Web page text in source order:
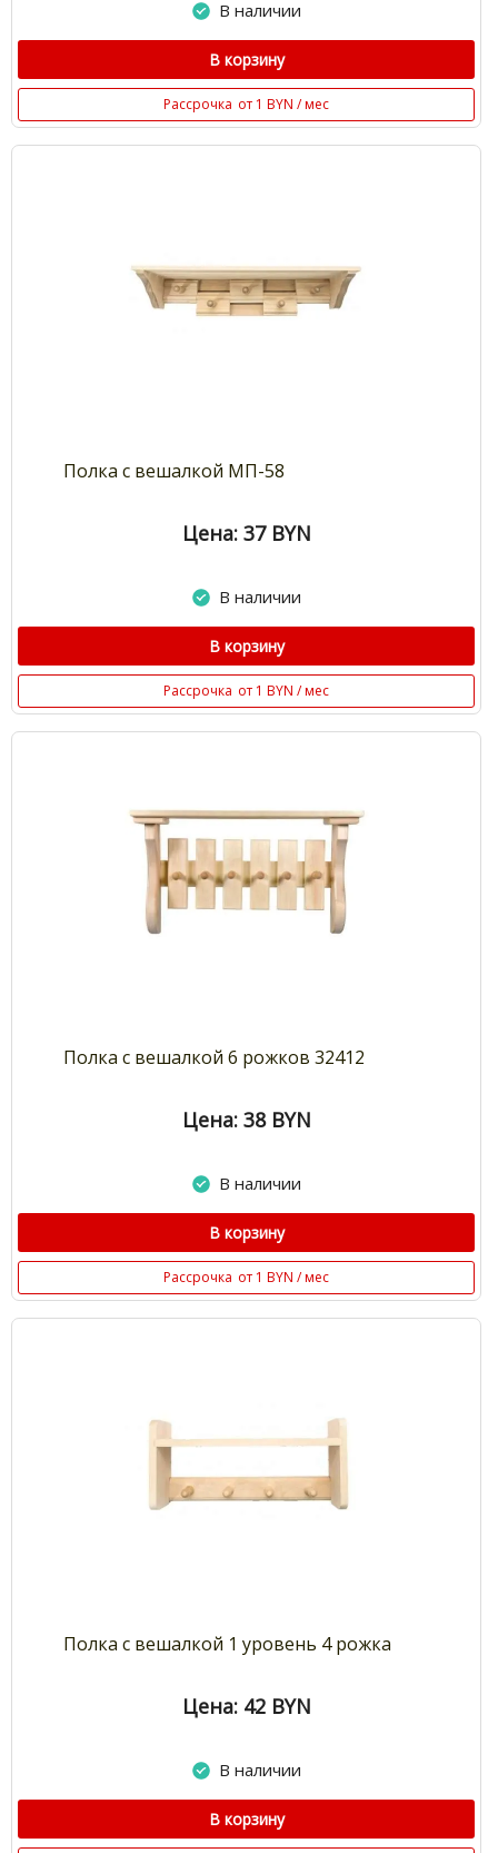
В наличии
В корзину
Рассрочка от 1 BYN / мес
Полка с вешалкой МП-58
Цена: 37 BYN
В наличии
В корзину
Рассрочка от 1 BYN / мес
Полка с вешалкой 6 рожков 32412
Цена: 38 BYN
В наличии
В корзину
Рассрочка от 1 BYN / мес
Полка с вешалкой 1 уровень 4 рожка
Цена: 42 BYN
В наличии
В корзину